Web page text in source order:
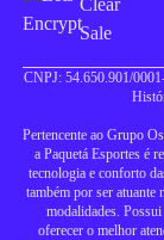
CNPJ: 54.650.901/
Pertencente ao Grupo
a Paquetá Esportes é
tecnologia e conforto
também por ser atuante
modalidades.
oferecer o melhor